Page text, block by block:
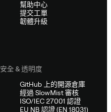
幫助中心
提交工單
韌體升級
安全 & 透明度
GitHub 上的開源倉庫
經過 SlowMist 審核
ISO/IEC 27001 認證
EU NB 認證 (EN 18031)